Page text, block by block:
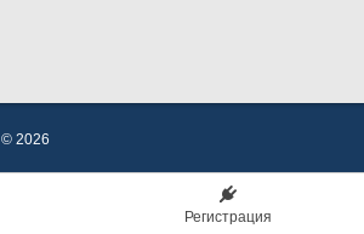
© 2026
Регистрация